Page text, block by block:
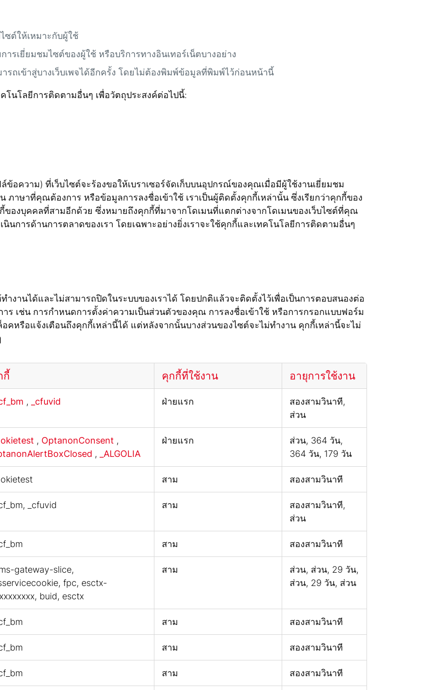
ซต์ให้เหมาะกับผู้ใช้
รเยี่ยมชมไซต์ของผู้ใช้ หรือบริการทางอินเทอร์เน็ตบางอย่าง
รถเข้าสู่บางเว็บเพจได้อีกครั้ง โดยไม่ต้องพิมพ์ข้อมูลที่พิมพ์ไว้ก่อนหน้านี้
โนโลยีการติดตามอื่นๆ เพื่อวัตถุประสงค์ต่อไปนี้:
อความ) ที่เว็บไซต์จะร้องขอให้เบราเซอร์จัดเก็บบนอุปกรณ์ของคุณเมื่อมีผู้ใช้งานเยี่ยมชม
ภาษาที่คุณต้องการ หรือข้อมูลการลงชื่อเข้าใช้ เราเป็นผู้ติดตั้งคุกกี้เหล่านั้น ซึ่งเรียกว่าคุกกี้ของ
ของบุคคลที่สามอีกด้วย ซึ่งหมายถึงคุกกี้ที่มาจากโดเมนที่แตกต่างจากโดเมนของเว็บไซต์ที่คุณ
นการด้านการตลาดของเรา โดยเฉพาะอย่างยิ่งเราจะใช้คุกกี้และเทคโนโลยีการติดตามอื่นๆ
ำงานได้และไม่สามารถปิดในระบบของเราได้ โดยปกติแล้วจะติดตั้งไว้เพื่อเป็นการตอบสนองต่อ
ร เช่น การกำหนดการตั้งค่าความเป็นส่วนตัวของคุณ การลงชื่อเข้าใช้ หรือการกรอกแบบฟอร์ม
คหรือแจ้งเตือนถึงคุกกี้เหล่านี้ได้ แต่หลังจากนั้นบางส่วนของไซต์จะไม่ทำงาน คุกกี้เหล่านี้จะไม่
กี้ คุกกี้ที่ใช้งาน อายุการใช้งาน
, _cfuvid ฝ่ายแรก
สองสามวินาที,
ส่วน
, OptanonConsent ,
, _ALGOLIA
ฝ่ายแรก
ส่วน, 364 วัน,
364 วัน, 179 วัน
สาม สองสามวินาที
_cfuvid สาม
สองสามวินาที,
ส่วน
สาม สองสามวินาที
gateway-slice,
fpc, esctx-
buid, esctx
สาม
ส่วน, ส่วน, 29 วัน,
ส่วน, 29 วัน, ส่วน
สาม สองสามวินาที
สาม สองสามวินาที
สาม สองสามวินาที